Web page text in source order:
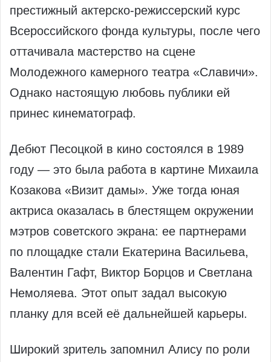
престижный актерско-режиссерский курс
Всероссийского фонда культуры, после чего
оттачивала мастерство на сцене
Молодежного камерного театра «Славичи».
Однако настоящую любовь публики ей
принес кинематограф.
Дебют Песоцкой в кино состоялся в 1989
году — это была работа в картине Михаила
Козакова «Визит дамы». Уже тогда юная
актриса оказалась в блестящем окружении
мэтров советского экрана: ее партнерами
по площадке стали Екатерина Васильева,
Валентин Гафт, Виктор Борцов и Светлана
Немоляева. Этот опыт задал высокую
планку для всей её дальнейшей карьеры.
Широкий зритель запомнил Алису по роли